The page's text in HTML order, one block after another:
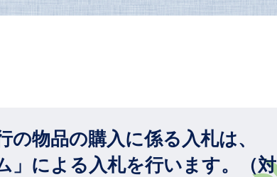
物品の購入に係る入札は、
」による入札を行います。（対